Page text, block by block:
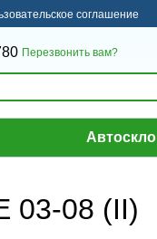
соглашение
Перезвонить вам?
Автоскло
03-08 (II)